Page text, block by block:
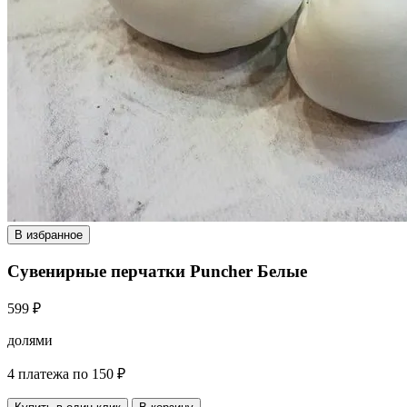
В избранное
Сувенирные перчатки Puncher Белые
599 ₽
долями
4 платежа по 150 ₽